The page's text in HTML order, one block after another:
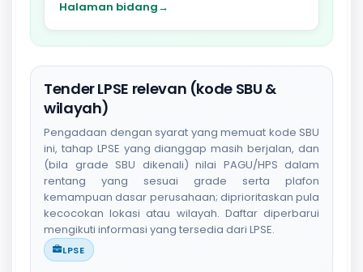
Halaman bidang→
Tender LPSE relevan (kode SBU &
wilayah)
Pengadaan dengan syarat yang memuat kode SBU
ini, tahap LPSE yang dianggap masih berjalan, dan
(bila grade SBU dikenali) nilai PAGU/HPS dalam
rentang yang sesuai grade serta plafon
kemampuan dasar perusahaan; diprioritaskan pula
kecocokan lokasi atau wilayah. Daftar diperbarui
mengikuti informasi yang tersedia dari LPSE.
LPSE